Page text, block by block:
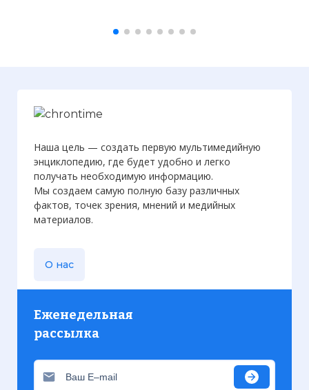
Внутри музея пивоварения (очень
Фото статьи:
Наша цель — создать первую мультимедийную
энциклопедию, где будет удобно и легко
получать необходимую информацию.
Мы создаем самую полную базу различных
фактов, точек зрения, мнений и медийных
материалов.
О нас
Еженедельная
рассылка